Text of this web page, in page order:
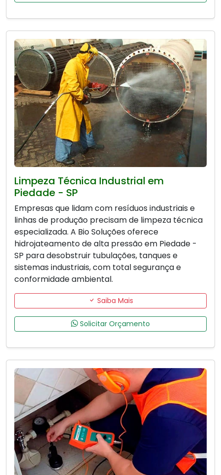
Limpeza Técnica Industrial em
Piedade - SP
Empresas que lidam com resíduos industriais e
linhas de produção precisam de limpeza técnica
especializada. A Bio Soluções oferece
hidrojateamento de alta pressão em Piedade -
SP para desobstruir tubulações, tanques e
sistemas industriais, com total segurança e
conformidade ambiental.
Saiba Mais
Solicitar Orçamento